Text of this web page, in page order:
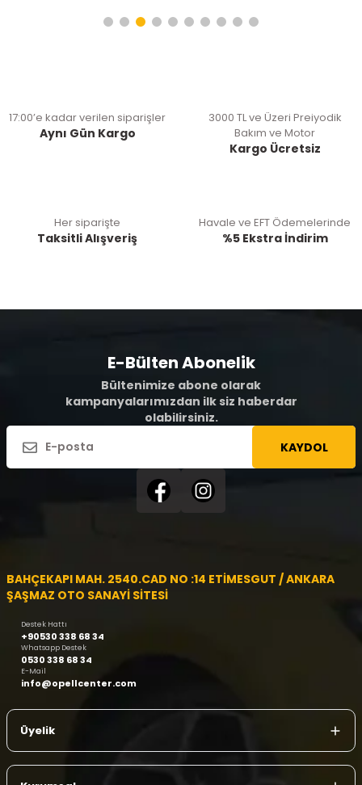
17:00’e kadar verilen siparişler
Aynı Gün Kargo
3000 TL ve Üzeri Preiyodik
Bakım ve Motor
Kargo Ücretsiz
Her siparişte
Taksitli Alışveriş
Havale ve EFT Ödemelerinde
%5 Ekstra İndirim
E-Bülten Abonelik
Bültenimize abone olarak
kampanyalarımızdan ilk siz haberdar
olabilirsiniz.
KAYDOL
BAHÇEKAPI MAH. 2540.CAD NO :14 ETİMESGUT / ANKARA
ŞAŞMAZ OTO SANAYİ SİTESİ
Destek Hattı
+90530 338 68 34
Whatsapp Destek
0530 338 68 34
E-Mail
info@opellcenter.com
Üyelik